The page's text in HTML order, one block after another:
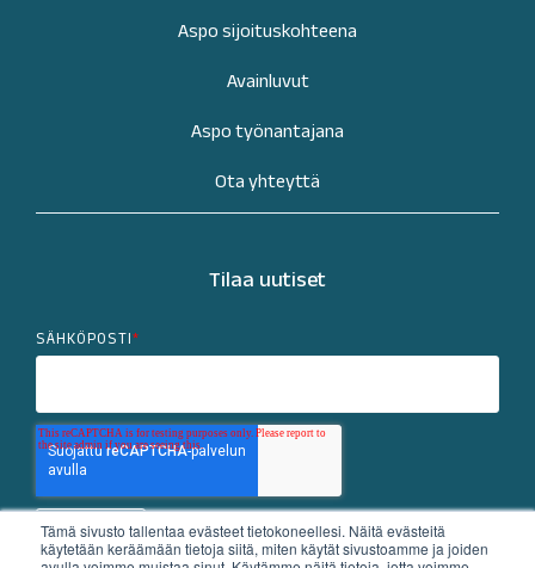
Tämä sivusto tallentaa evästeet tietokoneellesi. Näitä evästeitä
käytetään keräämään tietoja siitä, miten käytät sivustoamme ja joiden
Aspo sijoituskohteena
Avainluvut
Aspo työnantajana
Ota yhteyttä
Tilaa uutiset
SÄHKÖPOSTI*